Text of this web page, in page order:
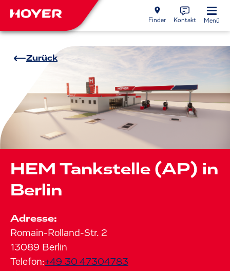
Finder Kontakt Menü
Zurück
HEM Tankstelle (AP) in
Berlin
Adresse:
Romain-Rolland-Str. 2
13089 Berlin
Telefon:+49 30 47304783